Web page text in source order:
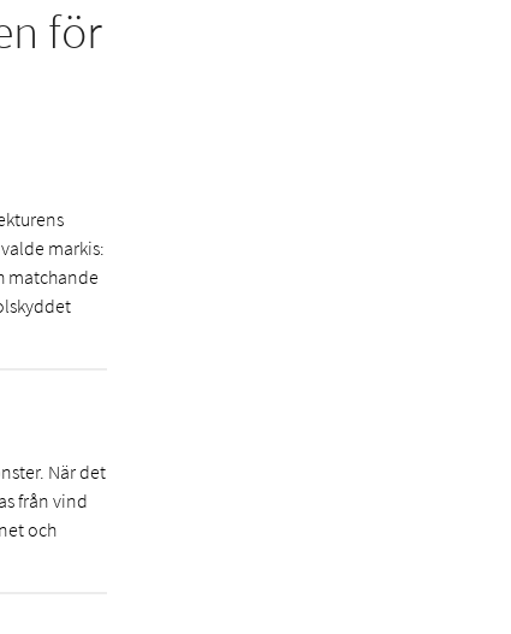
för
markis:
matchande
När det
från vind
och